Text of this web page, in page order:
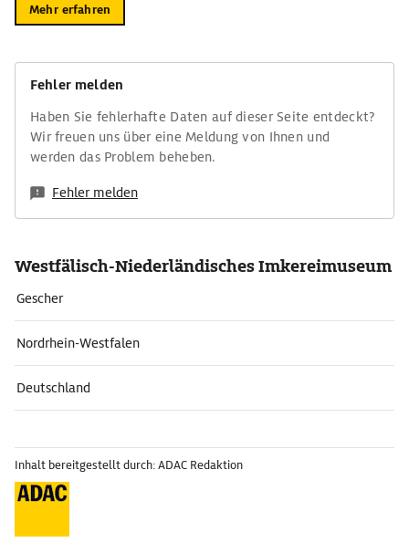
Mehr erfahren
Fehler melden
Haben Sie fehlerhafte Daten auf dieser Seite entdeckt?
Wir freuen uns über eine Meldung von Ihnen und
werden das Problem beheben.
Fehler melden
Westfälisch-Niederländisches Imkereimuseum
Gescher
Nordrhein-Westfalen
Deutschland
Inhalt bereitgestellt durch: ADAC Redaktion